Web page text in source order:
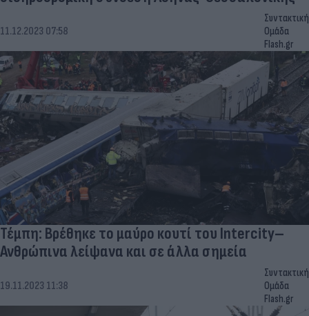
11.12.2023 07:58
Συντακτική
Ομάδα
Flash.gr
Τέμπη: Βρέθηκε το μαύρο κουτί του Intercity–
Ανθρώπινα λείψανα και σε άλλα σημεία
19.11.2023 11:38
Συντακτική
Ομάδα
Flash.gr